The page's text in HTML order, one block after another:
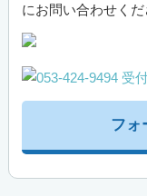
にお問い合わせくだ
フォ